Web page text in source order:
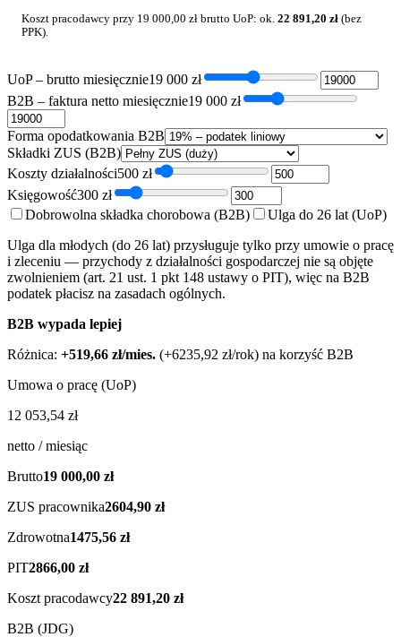
Koszt pracodawcy przy 19 000,00 zł brutto UoP: ok. 22 891,20 zł (bez
PPK).
UoP – brutto miesięcznie19 000 zł
B2B – faktura netto miesięcznie19 000 zł
Forma opodatkowania B2B
Składki ZUS (B2B)
Koszty działalności500 zł
Księgowość300 zł
Dobrowolna składka chorobowa (B2B)
Ulga do 26 lat (UoP)
Ulga dla młodych (do 26 lat) przysługuje tylko przy umowie o pracę
i zleceniu — przychody z działalności gospodarczej nie są objęte
zwolnieniem (art. 21 ust. 1 pkt 148 ustawy o PIT), więc na B2B
podatek płacisz na zasadach ogólnych.
B2B wypada lepiej
Różnica: +519,66 zł/mies. (+6235,92 zł/rok) na korzyść B2B
Umowa o pracę (UoP)
12 053,54 zł
netto / miesiąc
Brutto19 000,00 zł
ZUS pracownika2604,90 zł
Zdrowotna1475,56 zł
PIT2866,00 zł
Koszt pracodawcy22 891,20 zł
B2B (JDG)